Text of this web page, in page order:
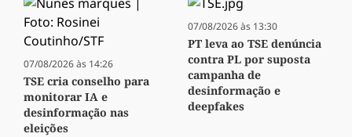
07/08/2026 às 14:26
TSE cria conselho para
monitorar IA e
desinformação nas
eleições
07/08/2026 às 13:30
PT leva ao TSE denúncia
contra PL por suposta
campanha de
desinformação e
deepfakes